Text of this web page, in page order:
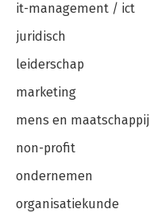
it-management / ict
juridisch
leiderschap
marketing
mens en maatschappij
non-profit
ondernemen
organisatiekunde